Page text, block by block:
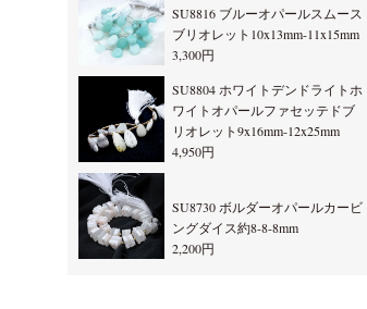
SU8816 ブルーオパールスムース
ブリオレット10x13mm-11x15mm
3,300円
SU8804 ホワイトデンドライトホ
ワイトオパールファセッテドブ
リオレット9x16mm-12x25mm
4,950円
SU8730 ボルダーオパールカービ
ングダイス約8-8-8mm
2,200円